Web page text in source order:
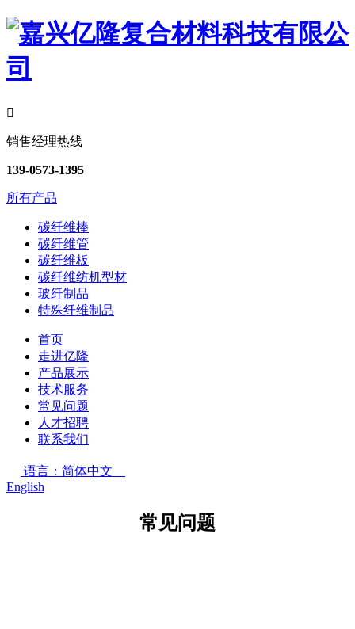

销售经理热线
139-0573-1395
所有产品
碳纤维棒
碳纤维管
碳纤维板
碳纤维纺机型材
玻纤制品
特殊纤维制品
首页
走进亿隆
产品展示
技术服务
常见问题
人才招聘
联系我们
语言：简体中文
English
常见问题